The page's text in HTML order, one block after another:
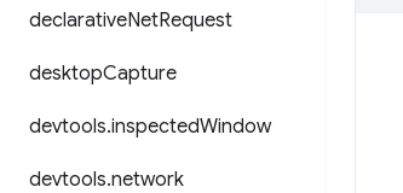
declarativeNetRequest
desktopCapture
devtools.inspectedWindow
devtools.network